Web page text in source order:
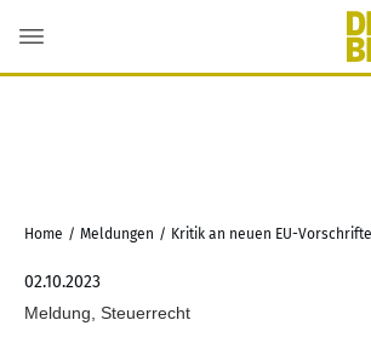
Home / Meldungen /
02.10.2023
Meldung, Steuerrecht